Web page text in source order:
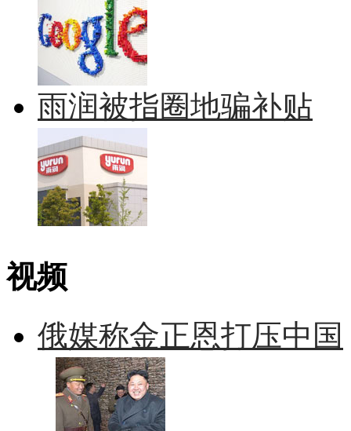
雨润被指圈地骗补贴
视频
俄媒称金正恩打压中国